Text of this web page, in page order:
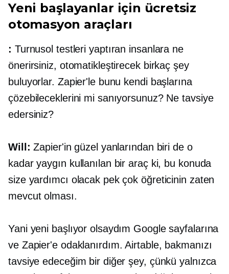
Yeni başlayanlar için ücretsiz
otomasyon araçları
: Turnusol testleri yaptıran insanlara ne
önerirsiniz, otomatikleştirecek birkaç şey
buluyorlar. Zapier'le bunu kendi başlarına
çözebileceklerini mi sanıyorsunuz? Ne tavsiye
edersiniz?
Will: Zapier'in güzel yanlarından biri de o
kadar yaygın kullanılan bir araç ki, bu konuda
size yardımcı olacak pek çok öğreticinin zaten
mevcut olması.
Yani yeni başlıyor olsaydım Google sayfalarına
ve Zapier'e odaklanırdım. Airtable, bakmanızı
tavsiye edeceğim bir diğer şey, çünkü yalnızca